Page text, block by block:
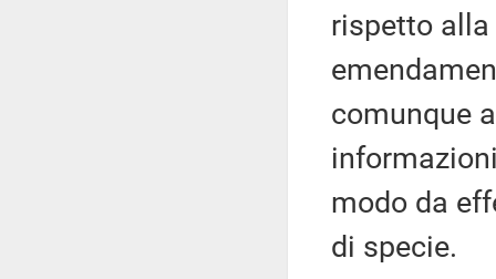
rispetto
comunque
modo da
di specie.